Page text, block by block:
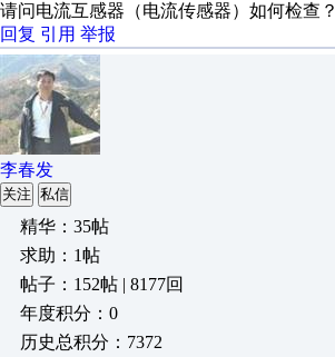
请问电流互感器（电流传感器）如何检查？
回复 引用 举报
李春发
关注 私信
精华：35帖
求助：1帖
帖子：152帖 | 8177回
年度积分：0
历史总积分：7372